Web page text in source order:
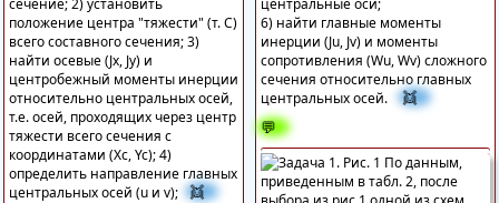
сечение; 2) установить
положение центра "тяжести" (т. С)
всего составного сечения; 3)
найти осевые (Jx, Jy) и
центробежный моменты инерции
относительно центральных осей,
т.е. осей, проходящих через центр
тяжести всего сечения с
координатами (Хс, Yc); 4)
определить направление главных
центральных осей (u и v); 👯
центральные оси;
6) найти главные моменты
инерции (Ju, Jv) и моменты
сопротивления (Wu, Wv) сложного
сечения относительно главных
центральных осей.
👯
💬